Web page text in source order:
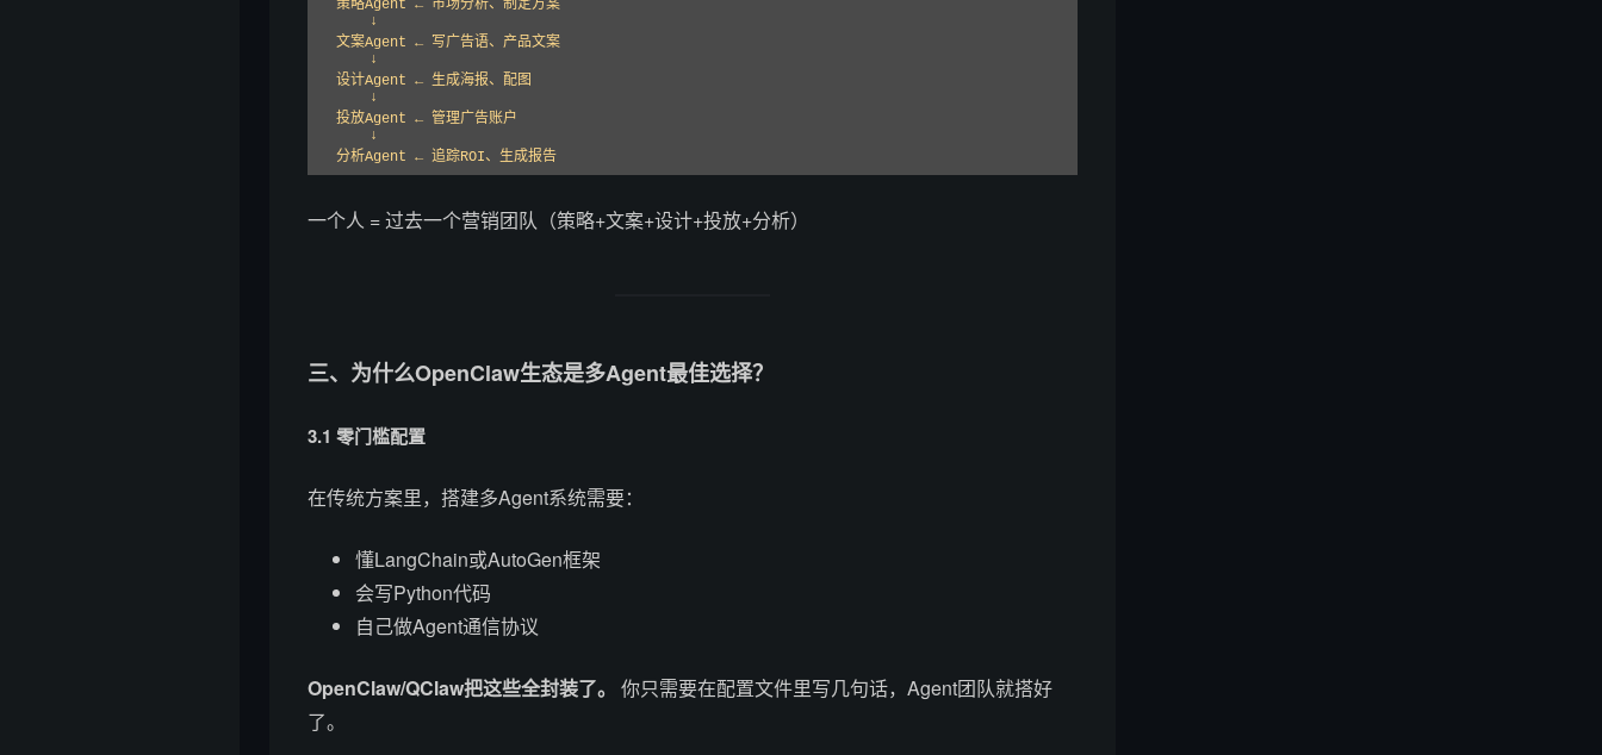
策略Agent ← 市场分析、制定方案
文案Agent ← 写广告语、产品文案
设计Agent ← 生成海报、配图
投放Agent ← 管理广告账户
分析Agent ← 追踪ROI、生成报告
一个人 = 过去一个营销团队（策略+文案+设计+投放+分析）
三、为什么OpenClaw生态是多Agent最佳选择？
3.1 零门槛配置
在传统方案里，搭建多Agent系统需要：
懂LangChain或AutoGen框架
会写Python代码
自己做Agent通信协议
OpenClaw/QClaw把这些全封装了。 你只需要在配置文件里写几句话，Agent团队就搭好
了。